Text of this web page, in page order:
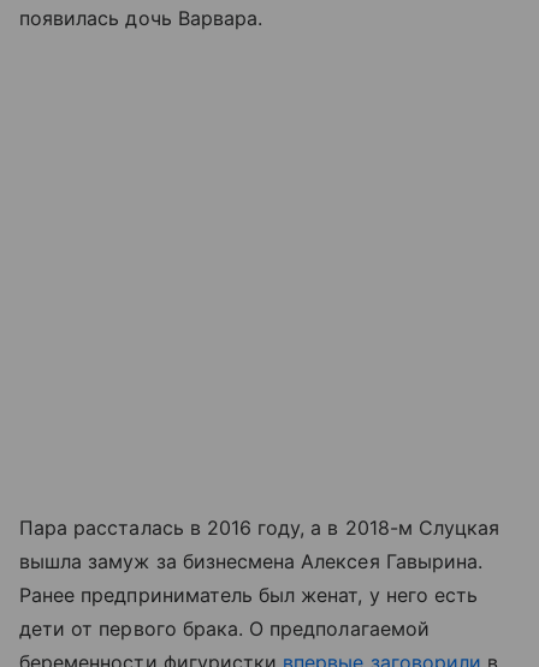
появилась дочь Варвара.
Пара рассталась в 2016 году, а в 2018-м Слуцкая
вышла замуж за бизнесмена Алексея Гавырина.
Ранее предприниматель был женат, у него есть
дети от первого брака. О предполагаемой
беременности фигуристки впервые заговорили в